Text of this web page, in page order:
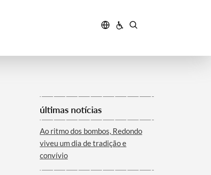
últimas notícias
Ao ritmo dos bombos, Redondo
viveu um dia de tradição e
convívio